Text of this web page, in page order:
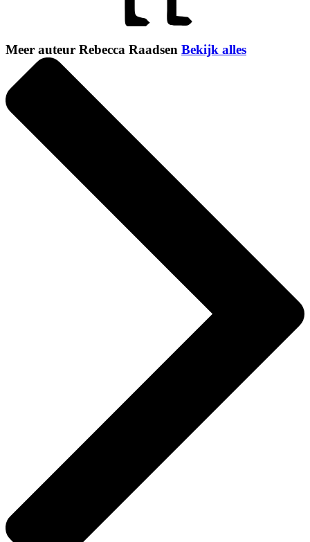
Meer auteur Rebecca Raadsen Bekijk alles